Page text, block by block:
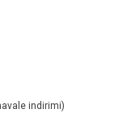
indirimi)